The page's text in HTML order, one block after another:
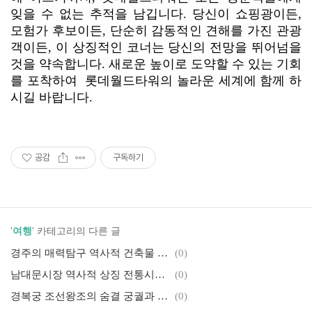
잊을 수 없는 추적을 남깁니다. 당신이 쇼핑광이든,
모험가 후보이든, 단순히 감동적인 견해를 가진 관광
객이든, 이 상징적인 코너는 당신의 전망을 뛰어넘을
것을 약속합니다. 새로운 높이로 도약할 수 있는 기회
를 포착하여 롯데월드타워의 놀라운 세계에 함께 하
시길 바랍니다.
공감 구독하기
'여행' 카테고리의 다른 글
경주의 매력탐구 역사적 건축물 예술적 가치
(0)
남대문시장 역사적 상징 전통시장 소통과 따뜻함
(0)
경복궁 조선왕조의 숨결 궁궐과 역사적 유산
(0)